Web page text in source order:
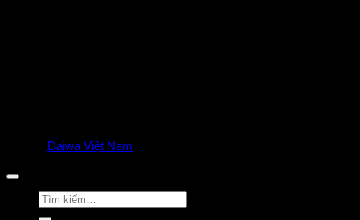
Daiwa Việt Nam
Tìm
kiếm: